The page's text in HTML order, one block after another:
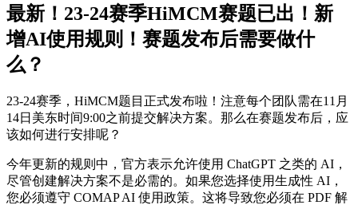
最新！23-24赛季HiMCM赛题已出！新
增AI使用规则！赛题发布后需要做什
么？
23-24赛季，HiMCM题目正式发布啦！注意每个团队需在11月
14日美东时间9:00之前提交解决方案。那么在赛题发布后，应
该如何进行安排呢？
今年更新的规则中，官方表示允许使用 ChatGPT 之类的 AI，
尽管创建解决方案不是必需的。如果您选择使用生成性 AI，
您必须遵守 COMAP AI 使用政策。这将导致您必须在 PDF 解